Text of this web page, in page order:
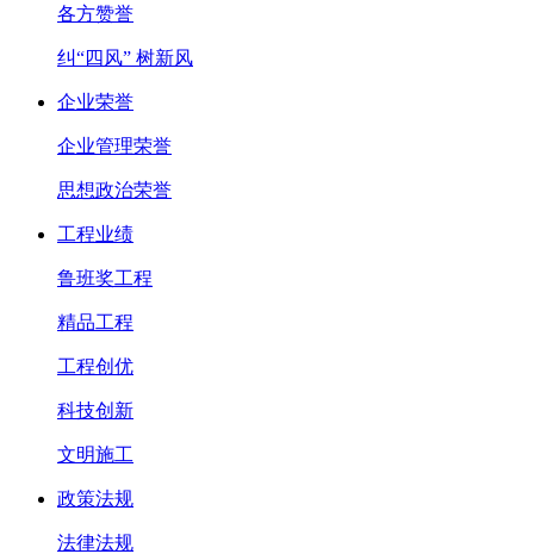
各方赞誉
纠“四风” 树新风
企业荣誉
企业管理荣誉
思想政治荣誉
工程业绩
鲁班奖工程
精品工程
工程创优
科技创新
文明施工
政策法规
法律法规